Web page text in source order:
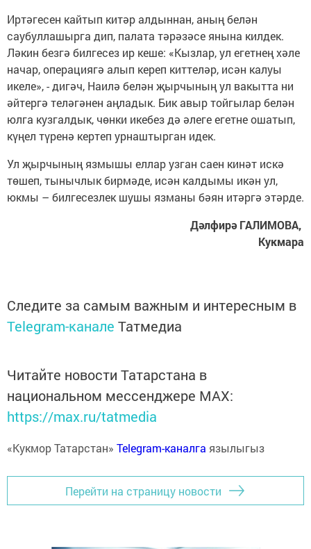
Иртәгесен кайтып китәр алдыннан, аның белән
саубуллашырга дип, палата тәрәзәсе янына килдек.
Ләкин безгә билгесез ир кеше: «Кызлар, ул егетнең хәле
начар, операциягә алып кереп киттеләр, исән калуы
икеле», - дигәч, Наилә белән җырчының ул вакытта ни
әйтергә теләгәнен аңладык. Бик авыр тойгылар белән
юлга кузгалдык, чөнки икебез дә әлеге егетне ошатып,
күңел түренә кертеп урнаштырган идек.
Ул җырчының язмышы еллар узган саен кинәт искә
төшеп, тынычлык бирмәде, исән калдымы икән ул,
юкмы – билгесезлек шушы язманы бәян итәргә этәрде.
Дәлфирә ГАЛИМОВА,
Кукмара
Следите за самым важным и интересным в
Telegram-канале Татмедиа
Читайте новости Татарстана в
национальном мессенджере MАХ:
https://max.ru/tatmedia
«Кукмор Татарстан» Telegram-каналга язылыгыз
Перейти на страницу новости